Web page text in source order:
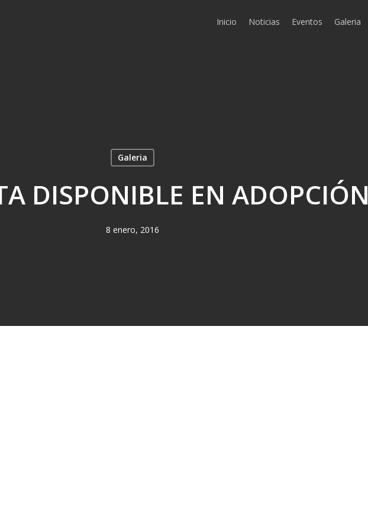
Inicio Noticias Eventos Galeria
Galeria
DISPONIBLE EN ADOPCIÓN
8 enero, 2016